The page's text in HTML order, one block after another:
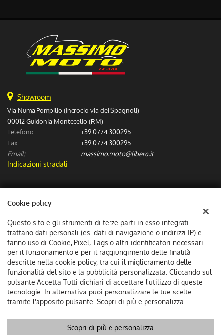
Showroom
Via Numa Pompilio (Incrocio via dei Spagnoli)
00012 Guidonia Montecelio (RM)
Telefono:
+39 0774 300295
Fax:
+39 0774 300295
Email:
massimo.moto@libero.it
Indicazioni stradali
Dati fiscali:
Massimo Moto Sas
Via Numa Pompilio (Incrocio via dei Spagnoli), Guidonia Montecelio
C.F/P.IVA: 06307601002
Registro delle imprese:RM
Copyright © 2026 GestionaleAuto.com S.r.l., Tutti i diritti
Cookie policy
Questo sito e gli strumenti di terze parti in esso integrati
trattano dati personali (es. dati di navigazione o indirizzi IP) e
fanno uso di Cookie, Pixel, Tags o altri identificatori necessari
per il funzionamento e per il raggiungimento delle finalità
descritte nella cookie policy, tra cui il miglioramento delle
funzionalità del sito e la pubblicità personalizzata. Cliccando sul
pulsante Accetta Tutti dichiari di accettare l'utilizzo di queste
tecnologie. In alternativa puoi personalizzare le tue scelte
tramite l'apposito pulsante. Scopri di più e personalizza.
Scopri di più e personalizza